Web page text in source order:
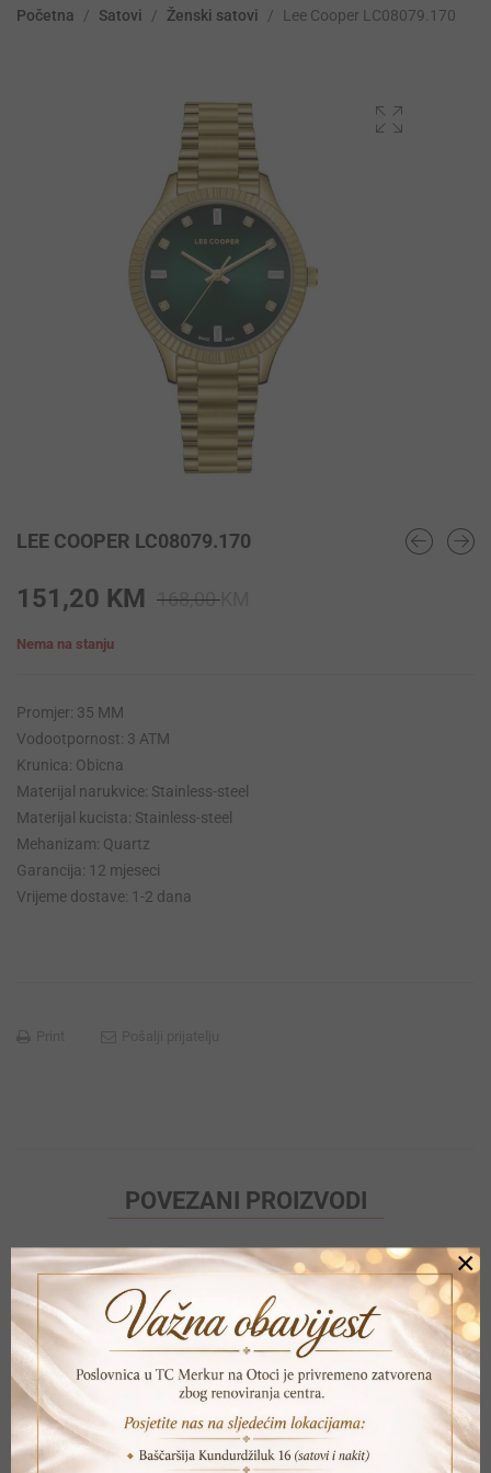
Početna / Satovi / Ženski satovi / Lee Cooper LC08079.170
LEE COOPER LC08079.170
168,00
151,20 KM
Nema na stanju
Promjer: 35 MM
Vodootpornost: 3 ATM
Krunica: Obicna
Materijal narukvice: Stainless-steel
Materijal kucista: Stainless-steel
Mehanizam: Quartz
Garancija: 12 mjeseci
Vrijeme dostave: 1-2 dana
POVEZANI PROIZVODI
×